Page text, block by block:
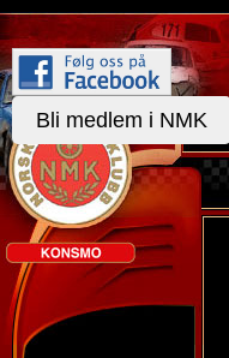
Bli medlem i NMK